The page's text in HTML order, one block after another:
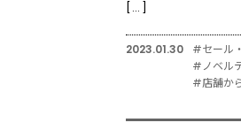
[…]
2023.01.30
#セール
#ノベル
#店舗か